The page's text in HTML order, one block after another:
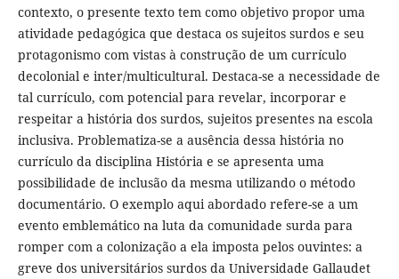
contexto, o presente texto tem como objetivo propor uma
atividade pedagógica que destaca os sujeitos surdos e seu
protagonismo com vistas à construção de um currículo
decolonial e inter/multicultural. Destaca-se a necessidade de
tal currículo, com potencial para revelar, incorporar e
respeitar a história dos surdos, sujeitos presentes na escola
inclusiva. Problematiza-se a ausência dessa história no
currículo da disciplina História e se apresenta uma
possibilidade de inclusão da mesma utilizando o método
documentário. O exemplo aqui abordado refere-se a um
evento emblemático na luta da comunidade surda para
romper com a colonização a ela imposta pelos ouvintes: a
greve dos universitários surdos da Universidade Gallaudet